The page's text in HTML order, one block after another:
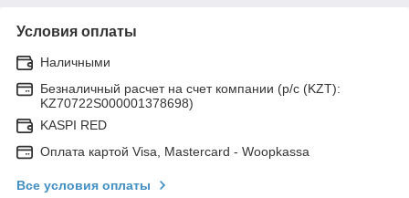
Условия оплаты
Наличными
Безналичный расчет на счет компании (р/с (KZT):
KZ70722S000001378698)
KASPI RED
Оплата картой Visa, Mastercard - Woopkassa
Все условия оплаты